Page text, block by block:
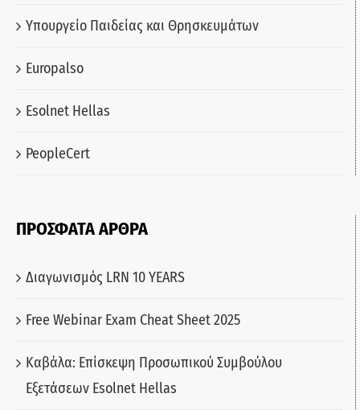
Υπουργείο Παιδείας και Θρησκευμάτων
Europalso
Esolnet Hellas
PeopleCert
ΠΡΟΣΦΑΤΑ ΑΡΘΡΑ
Διαγωνισμός LRN 10 YEARS
Free Webinar Exam Cheat Sheet 2025
Καβάλα: Επίσκεψη Προσωπικού Συμβούλου
Εξετάσεων Esolnet Hellas